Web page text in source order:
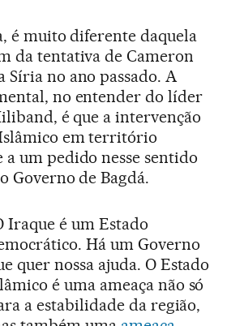
é muito diferente daquela
da tentativa de Cameron
Síria no ano passado. A
no entender do líder
é que a intervenção
em território
um pedido nesse sentido
Governo de Bagdá.
Iraque é um Estado
Há um Governo
quer nossa ajuda. O Estado
é uma ameaça não só
a estabilidade da região,